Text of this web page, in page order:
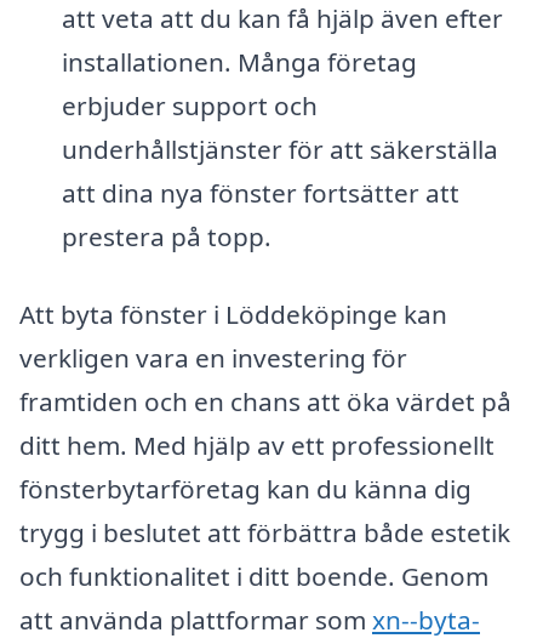
att veta att du kan få hjälp även efter
installationen. Många företag
erbjuder support och
underhållstjänster för att säkerställa
att dina nya fönster fortsätter att
prestera på topp.
Att byta fönster i Löddeköpinge kan
verkligen vara en investering för
framtiden och en chans att öka värdet på
ditt hem. Med hjälp av ett professionellt
fönsterbytarföretag kan du känna dig
trygg i beslutet att förbättra både estetik
och funktionalitet i ditt boende. Genom
att använda plattformar som xn--byta-